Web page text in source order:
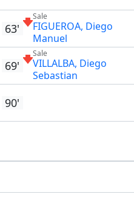
63'
Sale
FIGUEROA, Diego
Manuel
69'
Sale
VILLALBA, Diego
Sebastian
90'